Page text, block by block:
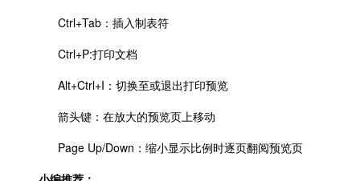
Ctrl+Tab：插入制表符
Ctrl+P:打印文档
Alt+Ctrl+I：切换至或退出打印预览
箭头键：在放大的预览页上移动
Page Up/Down：缩小显示比例时逐页翻阅预览页